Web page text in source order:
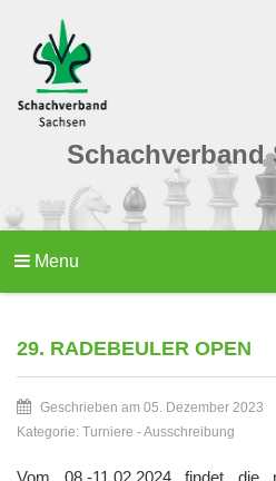
Schachverband
Menu
29. RADEBEULER OPEN
Geschrieben am 05. Dezember 2023
Kategorie: Turniere -Ausschreibung
Vom 08.-11.02.2024 findet die